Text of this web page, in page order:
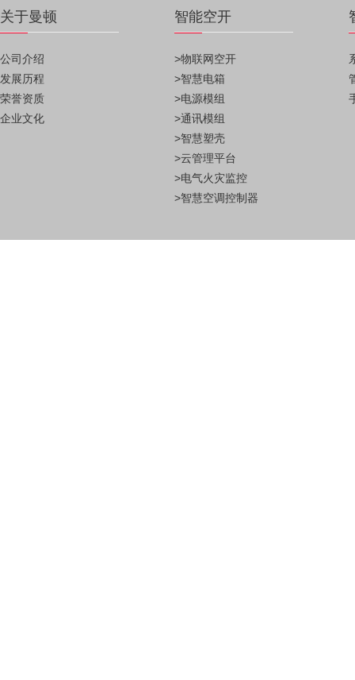
关于曼顿
公司介绍
发展历程
荣誉资质
企业文化
智能空开
>物联网空开
>智慧电箱
>电源模组
>通讯模组
>智慧塑壳
>云管理平台
>电气火灾监控
>智慧空调控制器